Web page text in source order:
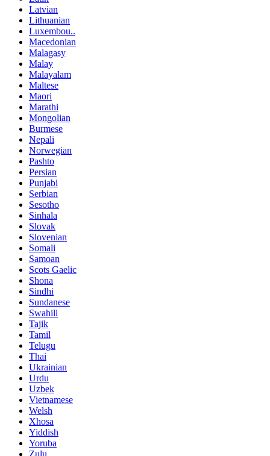
Latvian
Lithuanian
Luxembou..
Macedonian
Malagasy
Malay
Malayalam
Maltese
Maori
Marathi
Mongolian
Burmese
Nepali
Norwegian
Pashto
Persian
Punjabi
Serbian
Sesotho
Sinhala
Slovak
Slovenian
Somali
Samoan
Scots Gaelic
Shona
Sindhi
Sundanese
Swahili
Tajik
Tamil
Telugu
Thai
Ukrainian
Urdu
Uzbek
Vietnamese
Welsh
Xhosa
Yiddish
Yoruba
Zulu